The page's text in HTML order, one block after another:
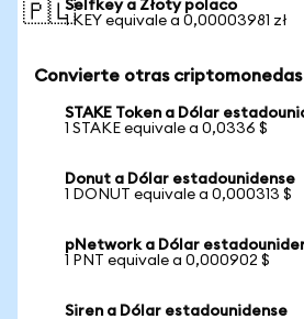
🇵🇱Selfkey a Złoty polaco
1 KEY equivale a 0,00003981 zł
Convierte otras criptomonedas
STAKE Token a Dólar
1 STAKE equivale a 0,0336 $
Donut a Dólar estadounidense
1 DONUT equivale a 0,000313 $
pNetwork a Dólar
1 PNT equivale a 0,000902 $
Siren a Dólar estadounidense